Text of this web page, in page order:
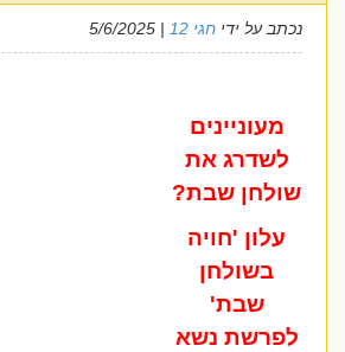
על ידיחגי 12 | 5/6/2025
מעוניינים
לשדרג את
שולחן שבת?
עלון 'חויה
בשולחן
שבת'
לפרשת נשא